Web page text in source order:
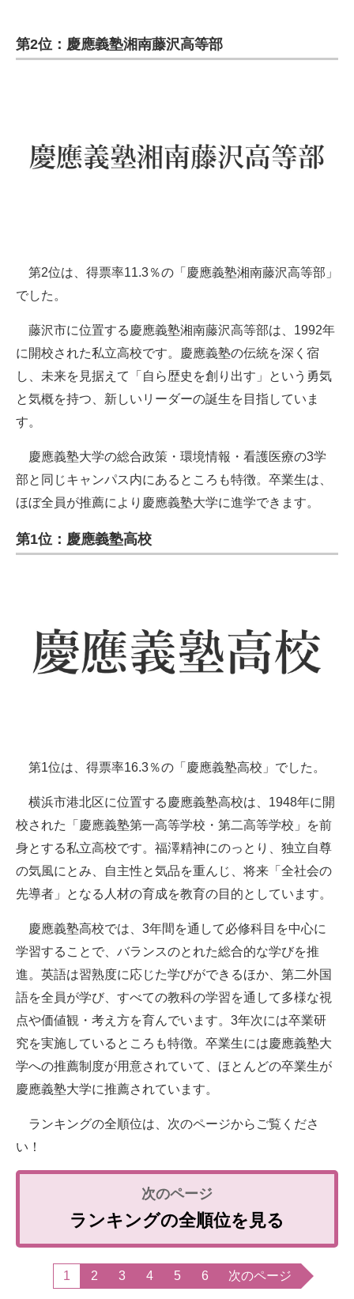
第2位：慶應義塾湘南藤沢高等部
第2位は、得票率11.3％の「慶應義塾湘南藤沢高等部」
でした。
藤沢市に位置する慶應義塾湘南藤沢高等部は、1992年
に開校された私立高校です。慶應義塾の伝統を深く宿
し、未来を見据えて「自ら歴史を創り出す」という勇気
と気概を持つ、新しいリーダーの誕生を目指していま
す。
慶應義塾大学の総合政策・環境情報・看護医療の3学
部と同じキャンパス内にあるところも特徴。卒業生は、
ほぼ全員が推薦により慶應義塾大学に進学できます。
第1位：慶應義塾高校
第1位は、得票率16.3％の「慶應義塾高校」でした。
横浜市港北区に位置する慶應義塾高校は、1948年に開
校された「慶應義塾第一高等学校・第二高等学校」を前
身とする私立高校です。福澤精神にのっとり、独立自尊
の気風にとみ、自主性と気品を重んじ、将来「全社会の
先導者」となる人材の育成を教育の目的としています。
慶應義塾高校では、3年間を通して必修科目を中心に
学習することで、バランスのとれた総合的な学びを推
進。英語は習熟度に応じた学びができるほか、第二外国
語を全員が学び、すべての教科の学習を通して多様な視
点や価値観・考え方を育んでいます。3年次には卒業研
究を実施しているところも特徴。卒業生には慶應義塾大
学への推薦制度が用意されていて、ほとんどの卒業生が
慶應義塾大学に推薦されています。
ランキングの全順位は、次のページからご覧くださ
い！
ランキングの全順位を見る
1 2 3 4 5 6 次のページ